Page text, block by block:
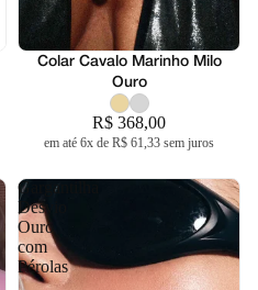
Colar Cavalo Marinho Milo
Ouro
R$ 368,00
em até 6x de R$ 61,33 sem juros
Gargantilha
Desvio
Ouro
com
Pérolas